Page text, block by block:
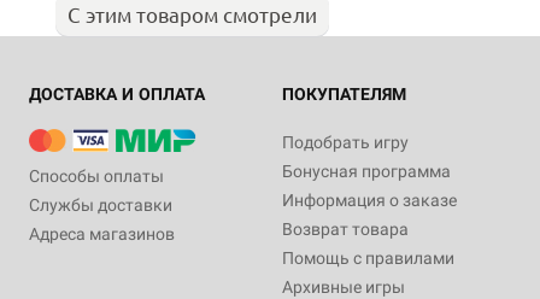
С этим товаром смотрели
ДОСТАВКА И ОПЛАТА
Способы оплаты
Службы доставки
Адреса магазинов
ПОКУПАТЕЛЯМ
Подобрать игру
Бонусная программа
Информация о заказе
Возврат товара
Помощь с правилами
Архивные игры